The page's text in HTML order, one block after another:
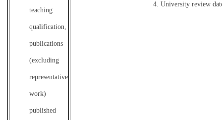
teaching
qualification,
publications
(excluding
representative
work)
published
4. University review